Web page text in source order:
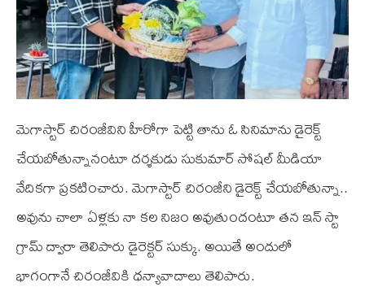
మెగాస్టార్ చిరంజీవిని హీరోగా పెట్టి తాను ఓ సినిమాను డైరెక్ట్
చేయబోతున్నానంటూ దర్శకుడు సుకుమార్ సోషల్ మీడియా
వేదికగా ప్రకటించారు. మెగాస్టార్ చిరంజీని డైరెక్ట్ చేయబోతున్నా..
అవును చాలా ఏళ్లకు నా కల నిజం అవుతుందంటూ తన ఇన్ స్టా
గ్రామ్ ద్వారా తెలిపారు డైరెక్టర్ సుక్కు. అయితే అందులో
భాగంగానే చిరంజీవికి ధన్యావాదాలు తెలిపారు.